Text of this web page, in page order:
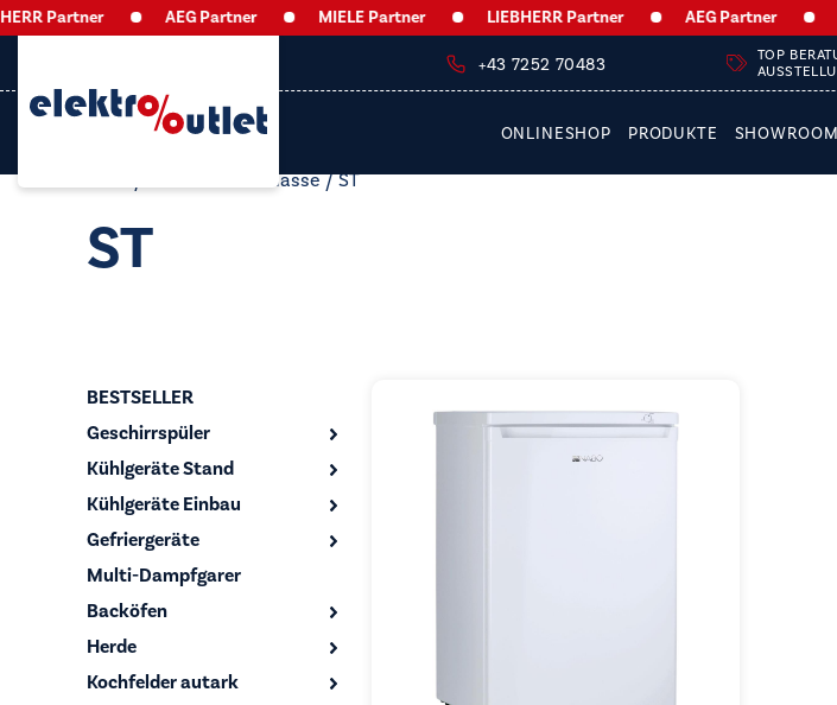
Partner AEG Partner MIELE Partner LIEBHERR Partner AEG Partner
+43 7252 70483 TOP
ONLINESHOP PRODUKTE SHOWROOM
/ Produkt Klimaklasse / ST
ST
BESTSELLER
Geschirrspüler
Kühlgeräte Stand
Kühlgeräte Einbau
Gefriergeräte
Multi-Dampfgarer
Backöfen
Herde
Kochfelder autark